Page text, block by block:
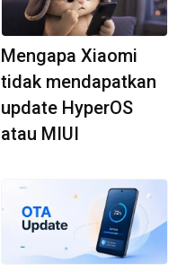
Mengapa Xiaomi
tidak mendapatkan
update HyperOS
atau MIUI